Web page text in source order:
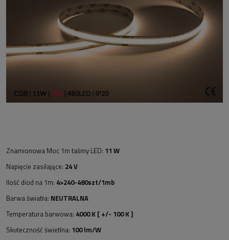
Znamionowa Moc 1m taśmy LED: 11 W
Napięcie zasilające: 24 V
Ilość diod na 1m: 4>240-480szt/1mb
Barwa światła: NEUTRALNA
Temperatura barwowa: 4000 K [ +/- 100 K ]
Skuteczność świetlna: 100 lm/W